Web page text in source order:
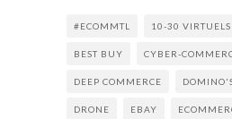
#ECOMMTL 10-30 VIRTUELS
BEST BUY CYBER-
DEEP COMMERCE
DRONE EBAY